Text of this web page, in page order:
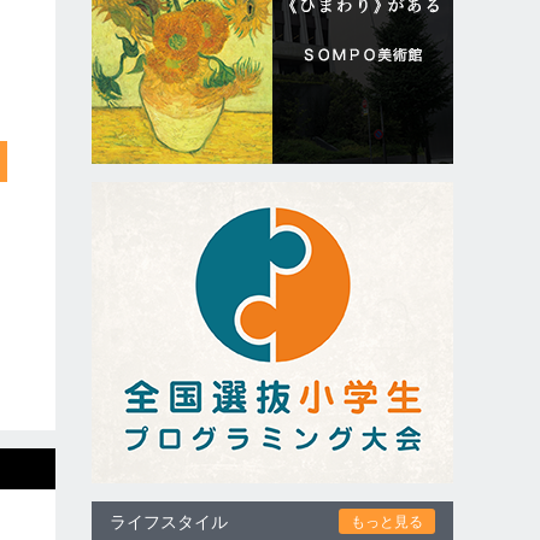
ライフスタイル もっと見る